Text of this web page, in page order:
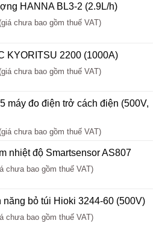
HANNA BL3-2 (2.9L/h)
chưa bao gồm thuế VAT)
KYORITSU 2200 (1000A)
chưa bao gồm thuế VAT)
máy đo điện trở cách điện (500V,
chưa bao gồm thuế VAT)
nhiệt độ Smartsensor AS807
chưa bao gồm thuế VAT)
bỏ túi Hioki 3244-60 (500V)
chưa bao gồm thuế VAT)